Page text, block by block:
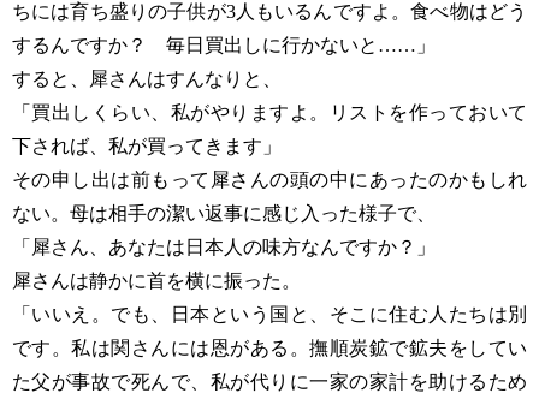
ちには育ち盛りの子供が3人もいるんですよ。食べ物はどう
するんですか？ 毎日買出しに行かないと……」
すると、犀さんはすんなりと、
「買出しくらい、私がやりますよ。リストを作っておいて
下されば、私が買ってきます」
その申し出は前もって犀さんの頭の中にあったのかもしれ
ない。母は相手の潔い返事に感じ入った様子で、
「犀さん、あなたは日本人の味方なんですか？」
犀さんは静かに首を横に振った。
「いいえ。でも、日本という国と、そこに住む人たちは別
です。私は関さんには恩がある。撫順炭鉱で鉱夫をしてい
た父が事故で死んで、私が代りに一家の家計を助けるため